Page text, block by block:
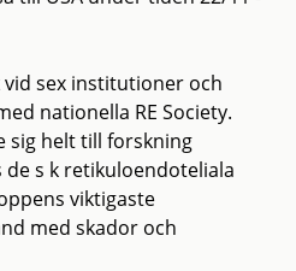
sex institutioner och
nationella RE Society.
sig helt till forskning
s k retikuloendoteliala
viktigaste
med skador och